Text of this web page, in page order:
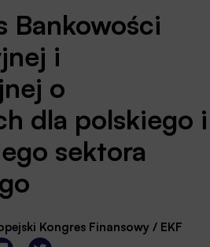
Bankowości
i
o
dla polskiego i
sektora
Kongres Finansowy / EKF